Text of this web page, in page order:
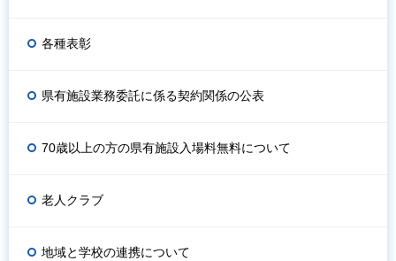
各種表彰
県有施設業務委託に係る契約関係の公表
70歳以上の方の県有施設入場料無料について
老人クラブ
地域と学校の連携について